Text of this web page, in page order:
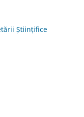
Științifice